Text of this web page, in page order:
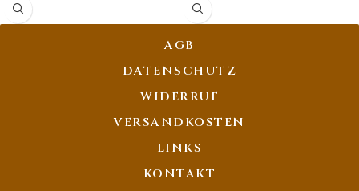
Symbolik
AGB
DATENSCHUTZ
WIDERRUF
VERSANDKOSTEN
LINKS
KONTAKT